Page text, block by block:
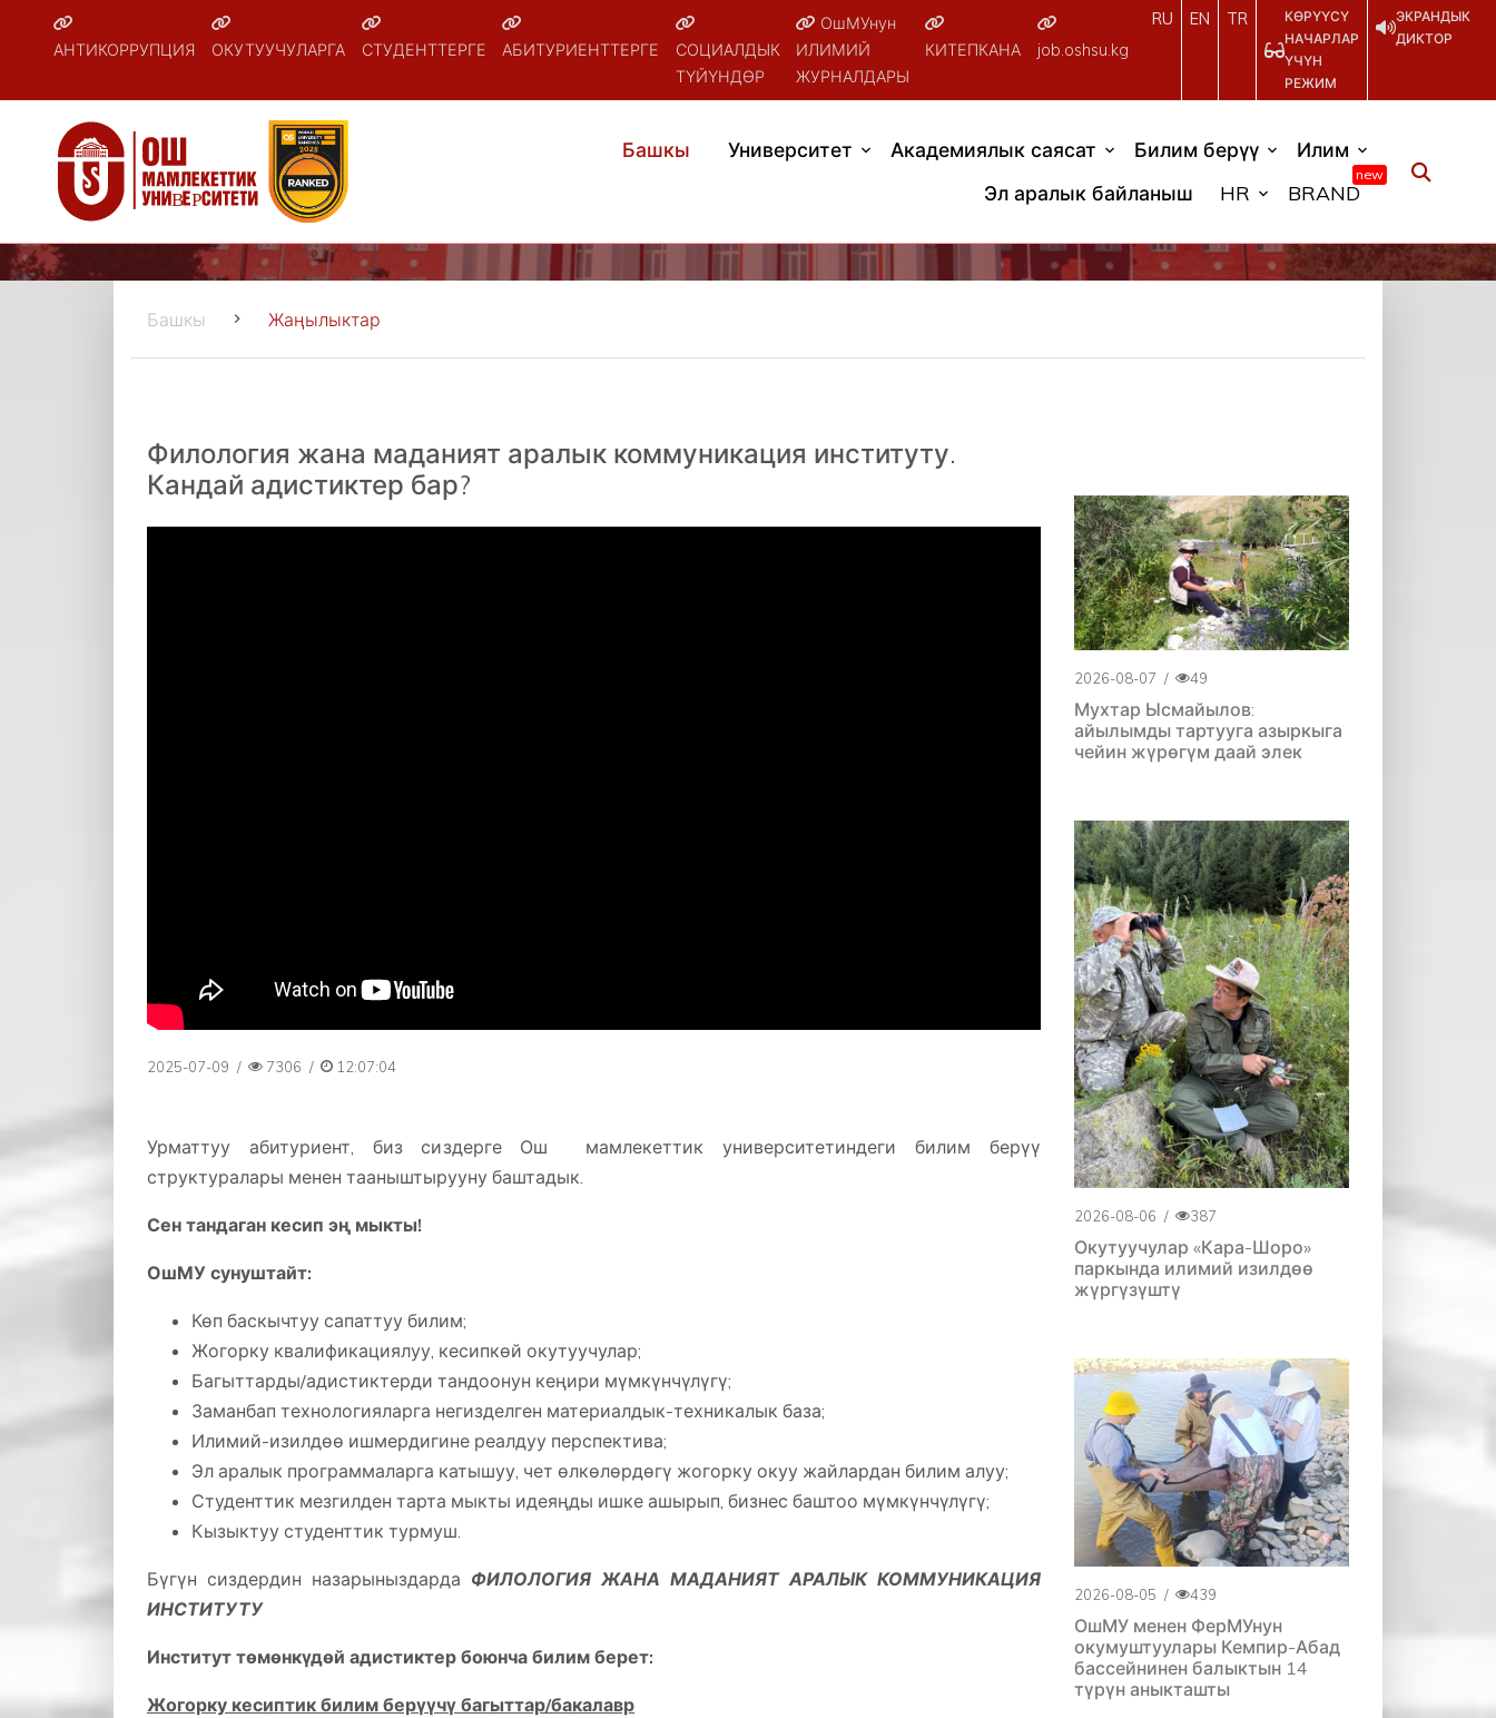
АНТИКОРРУПЦИЯ ОКУТУУЧУЛАРГА СТУДЕНТТЕРГЕ АБИТУРИЕНТТЕРГЕ
СОЦИАЛДЫК
ТҮЙҮНДӨР
ОшМУнун
ИЛИМИЙ
ЖУРНАЛДАРЫ
КИТЕПКАНА job.oshsu.kg
RU EN TR
КӨРҮҮСҮ
НАЧАРЛАР
ҮЧҮН
РЕЖИМ
ЭКРАНДЫК
ДИКТОР
Башкы Университет Академиялык саясат Билим берүү
Илим
Эл аралык байланыш
HR BRAND
new
Башкы Жаңылыктар
Филология жана маданият аралык коммуникация институту.
Кандай адистиктер бар?
2025-07-09 / 7306 / 12:07:04
Урматтуу абитуриент, биз сиздерге Ош мамлекеттик университетиндеги билим берүү
структуралары менен тааныштырууну баштадык.
Сен тандаган кесип эң мыкты!
ОшМУ сунуштайт:
Көп баскычтуу сапаттуу билим;
Жогорку квалификациялуу, кесипкөй окутуучулар;
Багыттарды/адистиктерди тандоонун кеңири мүмкүнчүлүгү;
Заманбап технологияларга негизделген материалдык-техникалык база;
Илимий-изилдөө ишмердигине реалдуу перспектива;
Эл аралык программаларга катышуу, чет өлкөлөрдөгү жогорку окуу жайлардан билим алуу;
Студенттик мезгилден тарта мыкты идеяңды ишке ашырып, бизнес баштоо мүмкүнчүлүгү;
Кызыктуу студенттик турмуш.
Бүгүн сиздердин назарыныздарда ФИЛОЛОГИЯ ЖАНА МАДАНИЯТ АРАЛЫК КОММУНИКАЦИЯ
ИНСТИТУТУ
Институт төмөнкүдөй адистиктер боюнча билим берет:
Жогорку кесиптик билим берүүчү багыттар/бакалавр
2026-08-07 / 49
Мухтар Ысмайылов:
айылымды тартууга азыркыга
чейин жүрөгүм даай элек
2026-08-06 / 387
Окутуучулар «Кара-Шоро»
паркында илимий изилдөө
жүргүзүштү
2026-08-05 / 439
ОшМУ менен ФерМУнун
окумуштуулары Кемпир-Абад
бассейнинен балыктын 14
түрүн аныкташты